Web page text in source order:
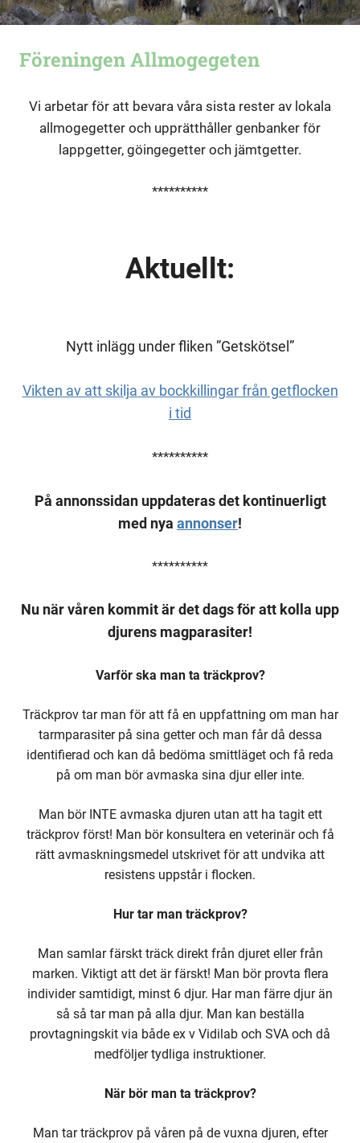
Föreningen Allmogegeten
Vi arbetar för att bevara våra sista rester av lokala
allmogegetter och upprätthåller genbanker för
lappgetter, göingegetter och jämtgetter.
**********
Aktuellt:
Nytt inlägg under fliken ”Getskötsel”
Vikten av att skilja av bockkillingar från getflocken
i tid
**********
På annonssidan uppdateras det kontinuerligt
med nya annonser!
**********
Nu när våren kommit är det dags för att kolla upp
djurens magparasiter!
Varför ska man ta träckprov?
Träckprov tar man för att få en uppfattning om man har
tarmparasiter på sina getter och man får då dessa
identifierad och kan då bedöma smittläget och få reda
på om man bör avmaska sina djur eller inte.
Man bör INTE avmaska djuren utan att ha tagit ett
träckprov först! Man bör konsultera en veterinär och få
rätt avmaskningsmedel utskrivet för att undvika att
resistens uppstår i flocken.
Hur tar man träckprov?
Man samlar färskt träck direkt från djuret eller från
marken. Viktigt att det är färskt! Man bör provta flera
individer samtidigt, minst 6 djur. Har man färre djur än
så så tar man på alla djur. Man kan beställa
provtagningskit via både ex v Vidilab och SVA och då
medföljer tydliga instruktioner.
När bör man ta träckprov?
Man tar träckprov på våren på de vuxna djuren, efter